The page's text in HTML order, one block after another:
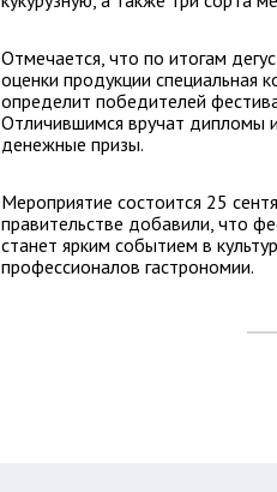
Отмечается, что по итогам
оценки продукции специальная
определит победителей
Отличившимся вручат дипломы и
денежные призы.
Мероприятие состоится 25
правительстве добавили, что
станет ярким событием в
профессионалов гастрономии.